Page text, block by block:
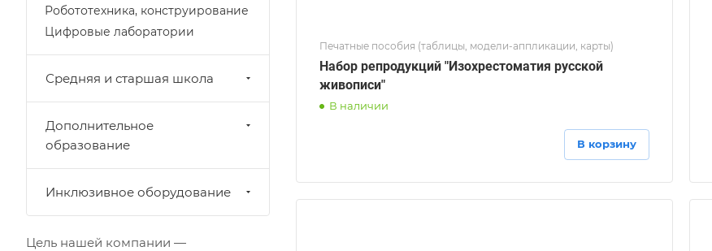
Печатные пособия (таблицы, модели-аппликации, карты)
Набор репродукций "Изохрестоматия русской
живописи"
В наличии
В корзину
Робототехника, конструирование
Цифровые лаборатории
Средняя и старшая школа
Дополнительное
образование
Инклюзивное оборудование
Цель нашей компании —